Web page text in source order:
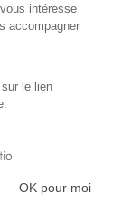
intéresse
accompagner
le lien
OK pour moi